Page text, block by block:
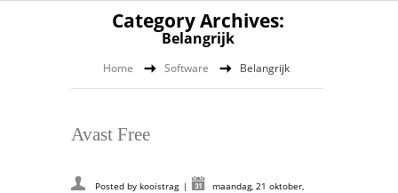
Category Archives:
Belangrijk
Home Software Belangrijk
Avast Free
Posted by kooistrag |
maandag, 21 oktober,